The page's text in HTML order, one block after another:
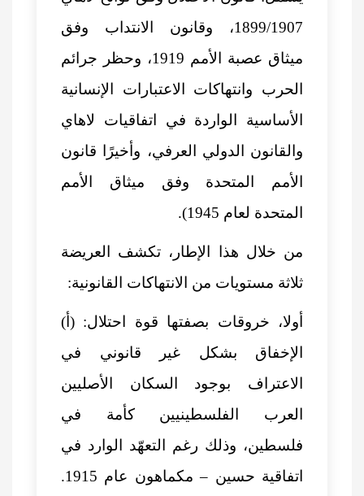
1899/1907، وقانون الانتداب وفق
ميثاق عصبة الأمم 1919، وحظر جرائم
الحرب وانتهاكات الاعتبارات الإنسانية
الأساسية الواردة في اتفاقيات لاهاي
والقانون الدولي العرفي، وأخيرًا قانون
الأمم المتحدة وفق ميثاق الأمم
المتحدة لعام 1945).
من خلال هذا الإطار، تكشف العريضة
ثلاثة مستويات من الانتهاكات القانونية:
أولا، خروقات بصفتها قوة احتلال: (أ)
الإخفاق بشكل غير قانوني في
الاعتراف بوجود السكان الأصليين
العرب الفلسطينيين كأمة في
فلسطين، وذلك رغم التعهّد الوارد في
اتفاقية حسين – مكماهون عام 1915.